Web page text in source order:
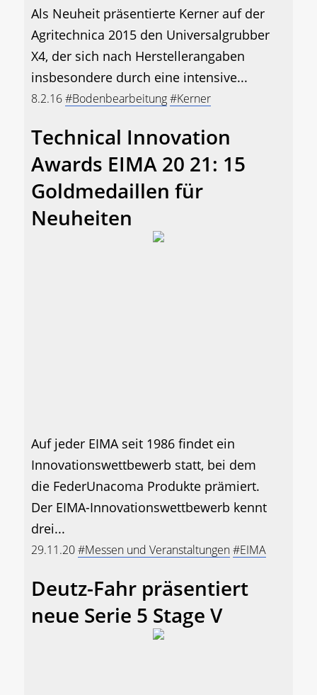
Als Neuheit präsentierte Kerner auf der
Agritechnica 2015 den Universalgrubber
X4, der sich nach Herstellerangaben
insbesondere durch eine intensive...
8.2.16#Bodenbearbeitung#Kerner
Technical Innovation
Awards EIMA 20 21: 15
Goldmedaillen für
Neuheiten
Auf jeder EIMA seit 1986 findet ein
Innovationswettbewerb statt, bei dem
die FederUnacoma Produkte prämiert.
Der EIMA-Innovationswettbewerb kennt
drei...
29.11.20#Messen und Veranstaltungen#EIMA
Deutz-Fahr präsentiert
neue Serie 5 Stage V